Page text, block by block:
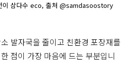
이 삼다수 eco, 출처 @samdasoostory
발자국을 줄이고 친환경 포장재를
점이 가장 마음에 드는 부분입니